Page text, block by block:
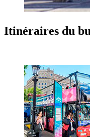
Itinéraires du